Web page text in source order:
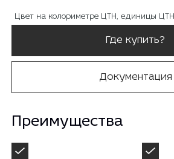
Цвет на колориметре ЦТН, единицы ЦТН
Где купить?
Документация
Преимущества